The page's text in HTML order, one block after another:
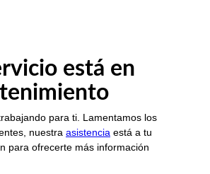
está en
para ti. Lamentamos los
nuestra asistencia está a tu
para ofrecerte más información